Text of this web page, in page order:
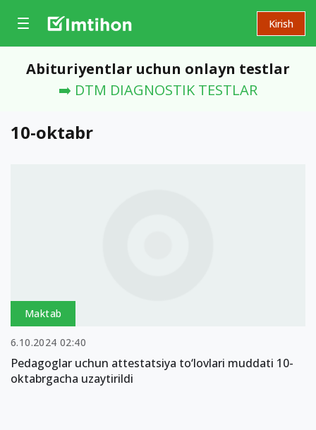
Kirish
Abituriyentlar uchun onlayn testlar
➡️ DTM DIAGNOSTIK TESTLAR
10-oktabr
Maktab
6.10.2024 02:40
Pedagoglar uchun attestatsiya to‘lovlari muddati 10-
oktabrgacha uzaytirildi